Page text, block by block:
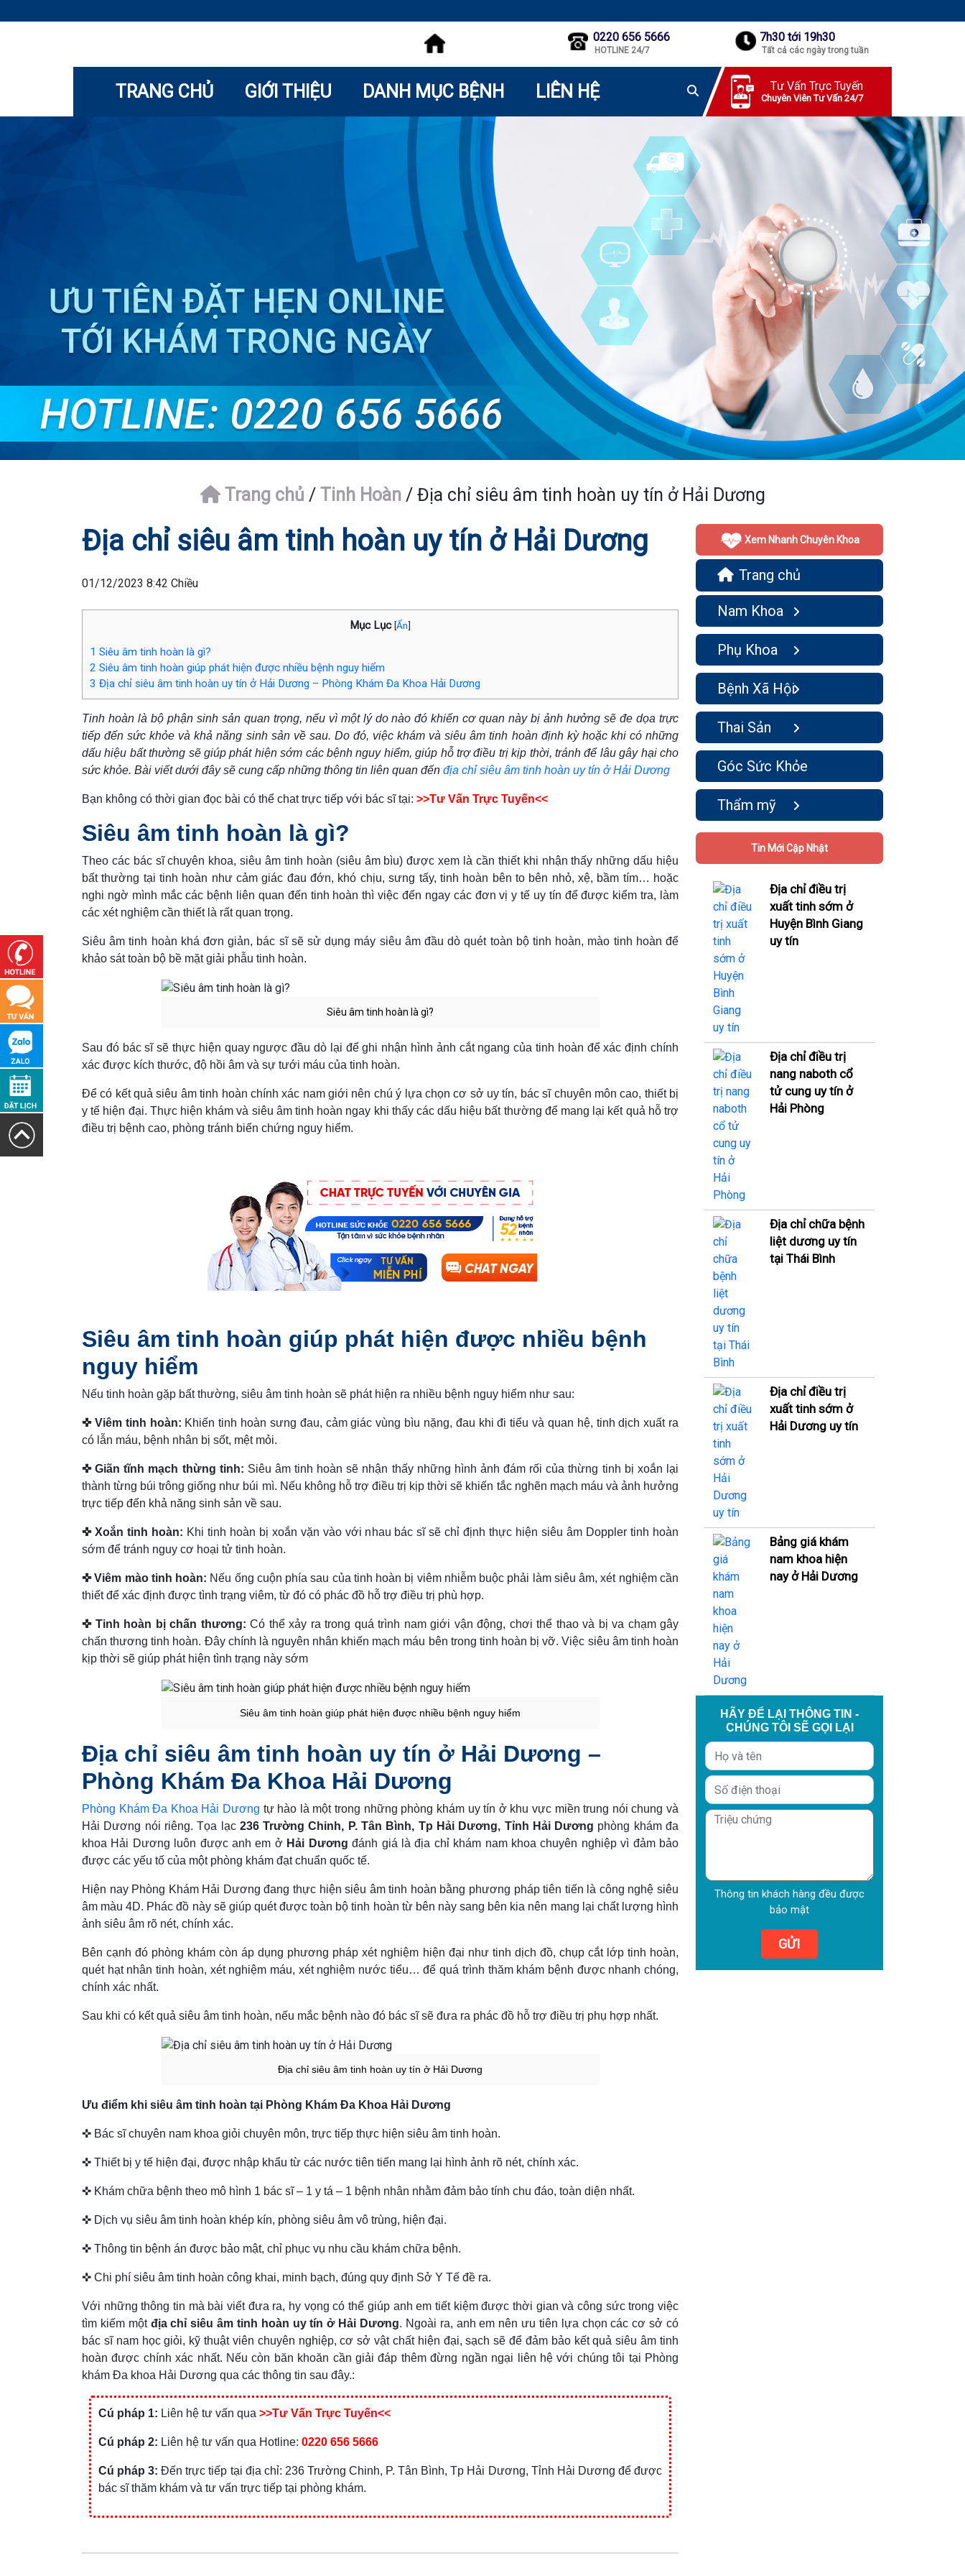
0220 656 5666
HOTLINE 24/7
7h30 tới 19h30
Tất cả các ngày trong tuần
TRANG CHỦ GIỚI THIỆU DANH MỤC BỆNH LIÊN HỆ Tư Vấn Trực Tuyến
Chuyên Viên Tư Vấn 24/7
Trang chủ / Tinh Hoàn/ Địa chỉ siêu âm tinh hoàn uy tín ở Hải Dương
Địa chỉ siêu âm tinh hoàn uy tín ở Hải Dương
01/12/2023 8:42 Chiều
Mục Lục [Ẩn]
1 Siêu âm tinh hoàn là gì?
2 Siêu âm tinh hoàn giúp phát hiện được nhiều bệnh nguy hiểm
3 Địa chỉ siêu âm tinh hoàn uy tín ở Hải Dương – Phòng Khám Đa Khoa Hải Dương
Tinh hoàn là bộ phận sinh sản quan trọng, nếu vì một lý do nào đó khiến cơ quan này bị ảnh hưởng sẽ đe dọa trực
tiếp đến sức khỏe và khả năng sinh sản về sau. Do đó, việc khám và siêu âm tinh hoàn định kỳ hoặc khi có những
dấu hiệu bất thường sẽ giúp phát hiện sớm các bệnh nguy hiểm, giúp hỗ trợ điều trị kịp thời, tránh để lâu gây hại cho
sức khỏe. Bài viết dưới đây sẽ cung cấp những thông tin liên quan đến địa chỉ siêu âm tinh hoàn uy tín ở Hải Dương
Bạn không có thời gian đọc bài có thể chat trực tiếp với bác sĩ tại: >>Tư Vấn Trực Tuyến<<
Siêu âm tinh hoàn là gì?
Theo các bác sĩ chuyên khoa, siêu âm tinh hoàn (siêu âm bìu) được xem là cần thiết khi nhận thấy những dấu hiệu
bất thường tại tinh hoàn như cảm giác đau đớn, khó chịu, sưng tấy, tinh hoàn bên to bên nhỏ, xệ, bầm tím… hoặc
nghi ngờ mình mắc các bệnh liên quan đến tinh hoàn thì việc đến ngay các đơn vị y tế uy tín để được kiểm tra, làm
các xét nghiệm cần thiết là rất quan trọng.
Siêu âm tinh hoàn khá đơn giản, bác sĩ sẽ sử dụng máy siêu âm đầu dò quét toàn bộ tinh hoàn, mào tinh hoàn để
khảo sát toàn bộ bề mặt giải phẫu tinh hoàn.
Siêu âm tinh hoàn là gì?
Sau đó bác sĩ sẽ thực hiện quay ngược đầu dò lại để ghi nhận hình ảnh cắt ngang của tinh hoàn để xác định chính
xác được kích thước, độ hồi âm và sự tưới máu của tinh hoàn.
Để có kết quả siêu âm tinh hoàn chính xác nam giới nên chú ý lựa chọn cơ sở uy tín, bác sĩ chuyên môn cao, thiết bị
y tế hiện đại. Thực hiện khám và siêu âm tinh hoàn ngay khi thấy các dấu hiệu bất thường để mang lại kết quả hỗ trợ
điều trị bệnh cao, phòng tránh biến chứng nguy hiểm.
Siêu âm tinh hoàn giúp phát hiện được nhiều bệnh
nguy hiểm
Nếu tinh hoàn gặp bất thường, siêu âm tinh hoàn sẽ phát hiện ra nhiều bệnh nguy hiểm như sau:
✜ Viêm tinh hoàn: Khiến tinh hoàn sưng đau, cảm giác vùng bìu nặng, đau khi đi tiểu và quan hệ, tinh dịch xuất ra
có lẫn máu, bệnh nhân bị sốt, mệt mỏi.
✜ Giãn tĩnh mạch thừng tinh: Siêu âm tinh hoàn sẽ nhận thấy những hình ảnh đám rối của thừng tinh bị xoắn lại
thành từng búi trông giống như búi mì. Nếu không hỗ trợ điều trị kịp thời sẽ khiến tắc nghẽn mạch máu và ảnh hưởng
trực tiếp đến khả năng sinh sản về sau.
✜ Xoắn tinh hoàn: Khi tinh hoàn bị xoắn vặn vào với nhau bác sĩ sẽ chỉ định thực hiện siêu âm Doppler tinh hoàn
sớm để tránh nguy cơ hoại tử tinh hoàn.
✜ Viêm mào tinh hoàn: Nếu ống cuộn phía sau của tinh hoàn bị viêm nhiễm buộc phải làm siêu âm, xét nghiệm cần
thiết để xác định được tình trạng viêm, từ đó có phác đồ hỗ trợ điều trị phù hợp.
✜ Tinh hoàn bị chấn thương: Có thể xảy ra trong quá trình nam giới vận động, chơi thể thao và bị va chạm gây
chấn thương tinh hoàn. Đây chính là nguyên nhân khiến mạch máu bên trong tinh hoàn bị vỡ. Việc siêu âm tinh hoàn
kịp thời sẽ giúp phát hiện tình trạng này sớm
Siêu âm tinh hoàn giúp phát hiện được nhiều bệnh nguy hiểm
Địa chỉ siêu âm tinh hoàn uy tín ở Hải Dương –
Phòng Khám Đa Khoa Hải Dương
Phòng Khám Đa Khoa Hải Dương tự hào là một trong những phòng khám uy tín ở khu vực miền trung nói chung và
Hải Dương nói riêng. Tọa lạc 236 Trường Chinh, P. Tân Bình, Tp Hải Dương, Tỉnh Hải Dương phòng khám đa
khoa Hải Dương luôn được anh em ở Hải Dương đánh giá là địa chỉ khám nam khoa chuyên nghiệp vì đảm bảo
được các yếu tố của một phòng khám đạt chuẩn quốc tế.
Hiện nay Phòng Khám Hải Dương đang thực hiện siêu âm tinh hoàn bằng phương pháp tiên tiến là công nghệ siêu
âm màu 4D. Phác đồ này sẽ giúp quét được toàn bộ tinh hoàn từ bên này sang bên kia nên mang lại chất lượng hình
ảnh siêu âm rõ nét, chính xác.
Bên cạnh đó phòng khám còn áp dụng phương pháp xét nghiệm hiện đại như tinh dịch đồ, chụp cắt lớp tinh hoàn,
quét hạt nhân tinh hoàn, xét nghiệm máu, xét nghiệm nước tiểu… để quá trình thăm khám bệnh được nhanh chóng,
chính xác nhất.
Sau khi có kết quả siêu âm tinh hoàn, nếu mắc bệnh nào đó bác sĩ sẽ đưa ra phác đồ hỗ trợ điều trị phụ hợp nhất.
Địa chỉ siêu âm tinh hoàn uy tín ở Hải Dương
Ưu điểm khi siêu âm tinh hoàn tại Phòng Khám Đa Khoa Hải Dương
✜ Bác sĩ chuyên nam khoa giỏi chuyên môn, trực tiếp thực hiện siêu âm tinh hoàn.
✜ Thiết bị y tế hiện đại, được nhập khẩu từ các nước tiên tiến mang lại hình ảnh rõ nét, chính xác.
✜ Khám chữa bệnh theo mô hình 1 bác sĩ – 1 y tá – 1 bệnh nhân nhằm đảm bảo tính chu đáo, toàn diện nhất.
✜ Dịch vụ siêu âm tinh hoàn khép kín, phòng siêu âm vô trùng, hiện đại.
✜ Thông tin bệnh án được bảo mật, chỉ phục vụ nhu cầu khám chữa bệnh.
✜ Chi phí siêu âm tinh hoàn công khai, minh bạch, đúng quy định Sở Y Tế đề ra.
Với những thông tin mà bài viết đưa ra, hy vọng có thể giúp anh em tiết kiệm được thời gian và công sức trong việc
tìm kiếm một địa chỉ siêu âm tinh hoàn uy tín ở Hải Dương. Ngoài ra, anh em nên ưu tiên lựa chọn các cơ sở có
bác sĩ nam học giỏi, kỹ thuật viên chuyên nghiệp, cơ sở vật chất hiện đại, sạch sẽ để đảm bảo kết quả siêu âm tinh
hoàn được chính xác nhất. Nếu còn băn khoăn cần giải đáp thêm đừng ngần ngại liên hệ với chúng tôi tại Phòng
khám Đa khoa Hải Dương qua các thông tin sau đây.:
Cú pháp 1: Liên hệ tư vấn qua >>Tư Vấn Trực Tuyến<<
Cú pháp 2: Liên hệ tư vấn qua Hotline: 0220 656 5666
Cú pháp 3: Đến trực tiếp tại địa chỉ: 236 Trường Chinh, P. Tân Bình, Tp Hải Dương, Tỉnh Hải Dương để được
bác sĩ thăm khám và tư vấn trực tiếp tại phòng khám.
Xem Nhanh Chuyên Khoa
Trang chủ
Nam Khoa
Phụ Khoa
Bệnh Xã Hội
Thai Sản
Góc Sức Khỏe
Thẩm mỹ
Tin Mới Cập Nhật
Địa chỉ điều trị
xuất tinh sớm ở
Huyện Bình Giang
uy tín
Địa chỉ điều trị
nang naboth cổ
tử cung uy tín ở
Hải Phòng
Địa chỉ chữa bệnh
liệt dương uy tín
tại Thái Bình
Địa chỉ điều trị
xuất tinh sớm ở
Hải Dương uy tín
Bảng giá khám
nam khoa hiện
nay ở Hải Dương
HÃY ĐỂ LẠI THÔNG TIN -
CHÚNG TÔI SẼ GỌI LẠI
Thông tin khách hàng đều được
bảo mật
GỬI